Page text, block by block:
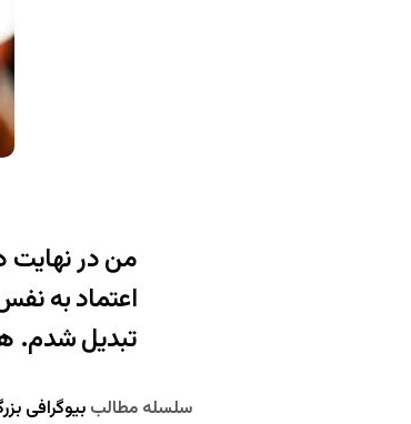
من در نهایت
اعتماد به
تبدیل شدم.
سلسله مطالب بیوگرافی